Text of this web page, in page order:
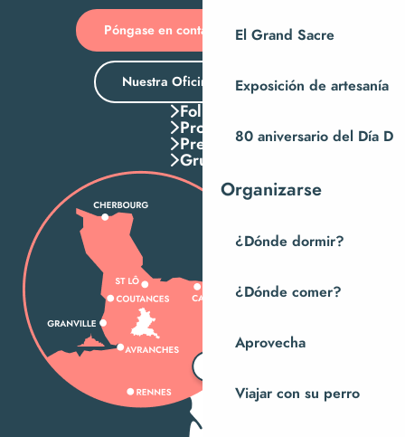
El Grand Sacre
Exposición de artesanía
80 aniversario del Día D
Organizarse
¿Dónde dormir?
¿Dónde comer?
Aprovecha
Viajar con su perro
Póngase en contacto con nosotros
Nuestra Oficina de Turismo
Folletos
Pros
Press
Grupos